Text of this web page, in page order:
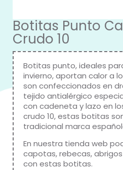
Botitas Punto
Crudo 10
Botitas punto, ideales
invierno, aportan calor a
son confeccionados en
tejido antialérgico
con cadeneta y lazo en
crudo 10, estas botitas
tradicional marca
En nuestra tienda web
capotas, rebecas,
con estas botitas.